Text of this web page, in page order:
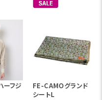
ーフジ
FE-CAMOグランド
シートL